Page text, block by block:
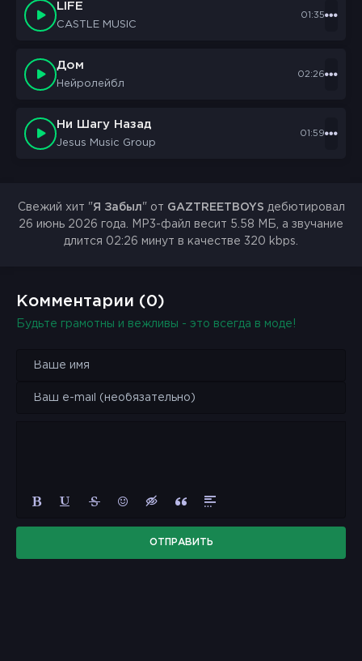
LIFE
CASTLE MUSIC
01:35
Дом
Нейролейбл
02:26
Ни Шагу Назад
Jesus Music Group
01:59
Свежий хит "Я Забыл" от GAZTREETBOYS дебютировал
26 июнь 2026 года. MP3-файл весит 5.58 МБ, а звучание
длится 02:26 минут в качестве 320 kbps.
Комментарии (0)
Будьте грамотны и вежливы - это всегда в моде!
ОТПРАВИТЬ